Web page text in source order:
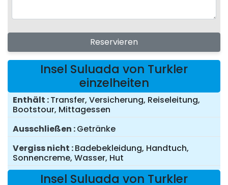
Reservieren
Insel Suluada von Turkler
einzelheiten
Enthält Transfer, Versicherung, Reiseleitung,
Bootstour, Mittagessen
Ausschließen Getränke
Vergiss nicht Badebekleidung, Handtuch,
Sonnencreme, Wasser, Hut
Insel Suluada von Turkler